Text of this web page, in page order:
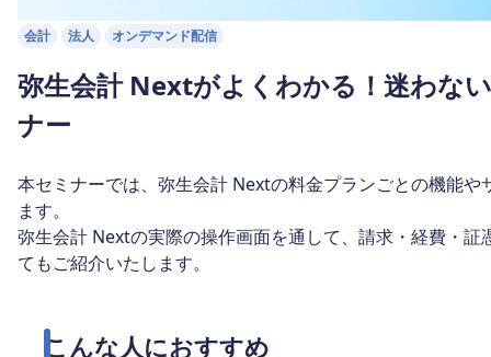
会計 法人 オンデマンド配信
弥生会計 Nextがよくわかる！迷わな
ナー
本セミナーでは、弥生会計 Nextの料金プランごとの機能
ます。
弥生会計 Nextの実際の操作画面を通して、請求・経費・
てもご紹介いたします。
こんな人におすすめ